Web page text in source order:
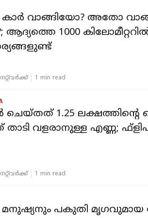
വാങ്ങിയോ? അതോ
ആദ്യത്തെ 1000
1 min read
ചെയ്തത് 1.25
താടി വളരാനുള്ള എണ്ണ;
1 min read
പകുതി മൃഗവുമായ